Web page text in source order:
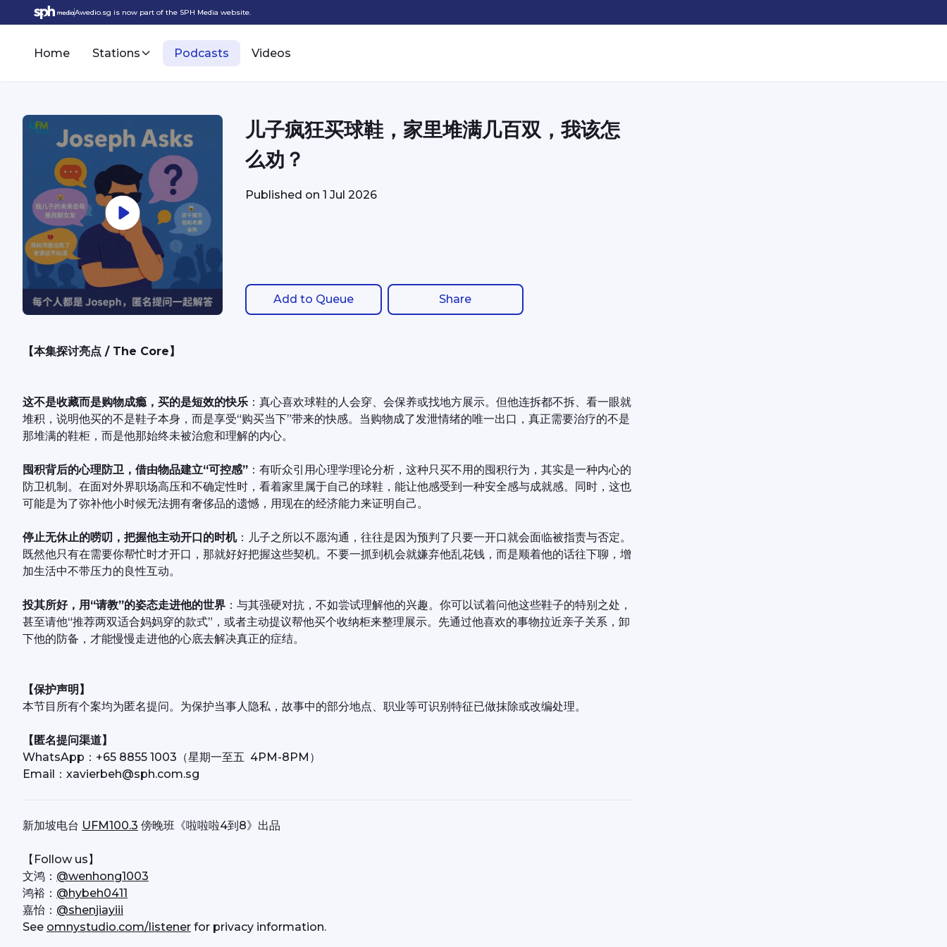
Awedio.sg is now part of the SPH Media website.
Home Stations Podcasts Videos
儿子疯狂买球鞋，家里堆满几百双，我该怎
么劝？
Published on1 Jul 2026
Add to Queue Share
【本集探讨亮点 / The Core】
这不是收藏而是购物成瘾，买的是短效的快乐 ：真心喜欢球鞋的人会穿、会保养或找地方展示。但他连拆都不拆、看一眼就
堆积，说明他买的不是鞋子本身，而是享受“购买当下”带来的快感。当购物成了发泄情绪的唯一出口，真正需要治疗的不是
那堆满的鞋柜，而是他那始终未被治愈和理解的内心。
囤积背后的心理防卫，借由物品建立“可控感” ：有听众引用心理学理论分析，这种只买不用的囤积行为，其实是一种内心的
防卫机制。在面对外界职场高压和不确定性时，看着家里属于自己的球鞋，能让他感受到一种安全感与成就感。同时，这也
可能是为了弥补他小时候无法拥有奢侈品的遗憾，用现在的经济能力来证明自己。
停止无休止的唠叨，把握他主动开口的时机：儿子之所以不愿沟通，往往是因为预判了只要一开口就会面临被指责与否定。
既然他只有在需要你帮忙时才开口，那就好好把握这些契机。不要一抓到机会就嫌弃他乱花钱，而是顺着他的话往下聊，增
加生活中不带压力的良性互动。
投其所好，用“请教”的姿态走进他的世界 ：与其强硬对抗，不如尝试理解他的兴趣。你可以试着问他这些鞋子的特别之处，
甚至请他“推荐两双适合妈妈穿的款式”，或者主动提议帮他买个收纳柜来整理展示。先通过他喜欢的事物拉近亲子关系，卸
下他的防备，才能慢慢走进他的心底去解决真正的症结。
【保护声明】
本节目所有个案均为匿名提问。为保护当事人隐私，故事中的部分地点、职业等可识别特征已做抹除或改编处理。
【匿名提问渠道】
WhatsApp：+65 8855 1003（星期一至五  4PM-8PM）
Email：xavierbeh@sph.com.sg
新加坡电台 UFM100.3 傍晚班《啦啦啦4到8》出品
【Follow us】
文鸿： @wenhong1003
鸿裕： @hybeh0411
嘉怡： @shenjiayiii
See omnystudio.com/listener for privacy information.